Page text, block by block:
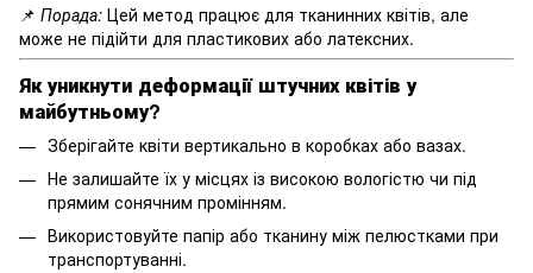
📌 Порада: Цей метод працює для тканинних квітів, але
може не підійти для пластикових або латексних.
Як уникнути деформації штучних квітів у
майбутньому?
Зберігайте квіти вертикально в коробках або вазах.
Не залишайте їх у місцях із високою вологістю чи під
прямим сонячним промінням.
Використовуйте папір або тканину між пелюстками при
транспортуванні.